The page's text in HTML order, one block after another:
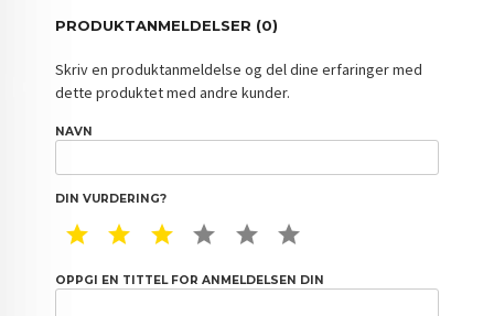
PRODUKTANMELDELSER (0)
Skriv en produktanmeldelse og del dine erfaringer med
dette produktet med andre kunder.
NAVN
DIN VURDERING?
1 STAR2 STAR3 STAR4 STAR5 STAR
OPPGI EN TITTEL FOR ANMELDELSEN DIN